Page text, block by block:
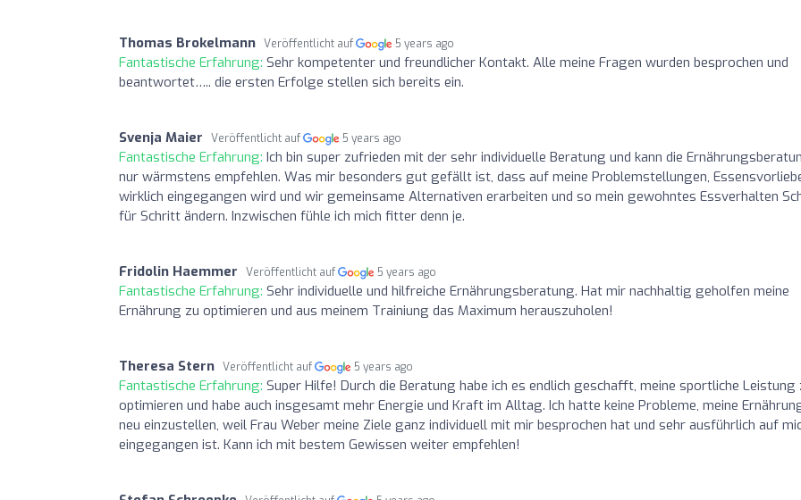
Thomas Brokelmann Veröffentlicht auf 5 years ago
Fantastische Erfahrung: Sehr kompetenter und freundlicher Kontakt. Alle meine Fragen wurden besprochen und
beantwortet….. die ersten Erfolge stellen sich bereits ein.
Svenja Maier Veröffentlicht auf 5 years ago
Fantastische Erfahrung: Ich bin super zufrieden mit der sehr individuelle Beratung und kann die
nur wärmstens empfehlen. Was mir besonders gut gefällt ist, dass auf meine Problemstellungen,
wirklich eingegangen wird und wir gemeinsame Alternativen erarbeiten und so mein gewohntes Essverhalten
für Schritt ändern. Inzwischen fühle ich mich fitter denn je.
Fridolin Haemmer Veröffentlicht auf 5 years ago
Fantastische Erfahrung: Sehr individuelle und hilfreiche Ernährungsberatung. Hat mir nachhaltig geholfen meine
Ernährung zu optimieren und aus meinem Trainiung das Maximum herauszuholen!
Theresa Stern Veröffentlicht auf 5 years ago
Fantastische Erfahrung: Super Hilfe! Durch die Beratung habe ich es endlich geschafft, meine sportliche Leistung
optimieren und habe auch insgesamt mehr Energie und Kraft im Alltag. Ich hatte keine Probleme, meine
neu einzustellen, weil Frau Weber meine Ziele ganz individuell mit mir besprochen hat und sehr ausführlich auf
eingegangen ist. Kann ich mit bestem Gewissen weiter empfehlen!